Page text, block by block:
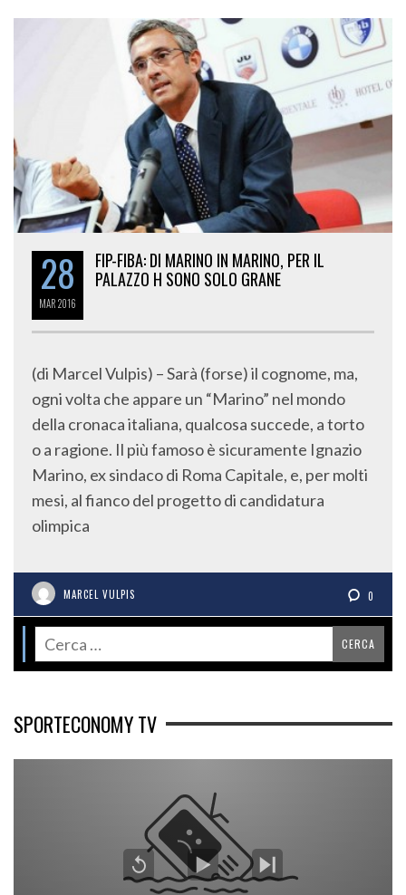
28
MAR2016
FIP-FIBA: DI MARINO IN MARINO, PER IL
PALAZZO H SONO SOLO GRANE
(di Marcel Vulpis) – Sarà (forse) il cognome, ma,
ogni volta che appare un “Marino” nel mondo
della cronaca italiana, qualcosa succede, a torto
o a ragione. Il più famoso è sicuramente Ignazio
Marino, ex sindaco di Roma Capitale, e, per molti
mesi, al fianco del progetto di candidatura
olimpica
MARCEL VULPIS 0
SPORTECONOMY TV